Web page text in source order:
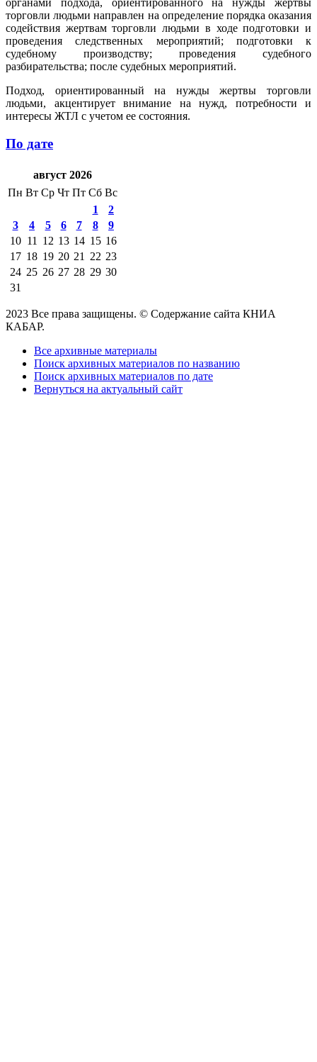
торговли людьми направлен на определение порядка оказания
содействия жертвам торговли людьми в ходе подготовки и
проведения следственных мероприятий; подготовки к
судебному производству; проведения судебного
разбирательства; после судебных мероприятий.
Подход, ориентированный на нужды жертвы торговли
людьми, акцентирует внимание на нужд, потребности и
интересы ЖТЛ с учетом ее состояния.
По дате
август 2026
Пн Вт Ср Чт Пт Сб Вс
1
2
3
4 5 6 7 8
9
10 11 12 13 14 15 16
17 18 19 20 21 22 23
24 25 26 27 28 29 30
31
2023 Все права защищены. © Содержание сайта КНИА
КАБАР.
Все архивные материалы
Поиск архивных материалов по названию
Поиск архивных материалов по дате
Вернуться на актуальный сайт